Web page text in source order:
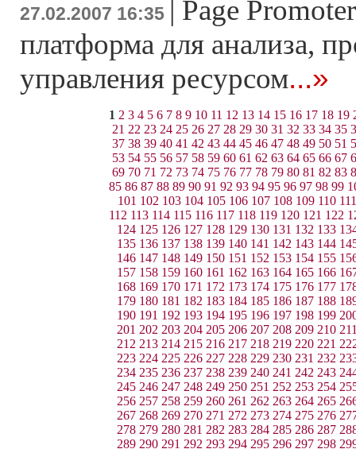
27.02.2007 16:35
Page
платформа для анализа,
управления ресурсом...»
1 2 3 4 5 6 7 8 9 10 11 12 13 14 15 16 17 18 19
21 22 23 24 25 26 27 28 29 30 31 32 33 34 35
37 38 39 40 41 42 43 44 45 46 47 48 49 50 51
53 54 55 56 57 58 59 60 61 62 63 64 65 66 67
69 70 71 72 73 74 75 76 77 78 79 80 81 82 83
85 86 87 88 89 90 91 92 93 94 95 96 97 98 99
101 102 103 104 105 106 107 108 109 110 111
112 113 114 115 116 117 118 119 120 121 122
124 125 126 127 128 129 130 131 132 133
135 136 137 138 139 140 141 142 143 144
146 147 148 149 150 151 152 153 154 155
157 158 159 160 161 162 163 164 165 166
168 169 170 171 172 173 174 175 176 177
179 180 181 182 183 184 185 186 187 188
190 191 192 193 194 195 196 197 198 199
201 202 203 204 205 206 207 208 209 210
212 213 214 215 216 217 218 219 220 221
223 224 225 226 227 228 229 230 231 232
234 235 236 237 238 239 240 241 242 243
245 246 247 248 249 250 251 252 253 254
256 257 258 259 260 261 262 263 264 265
267 268 269 270 271 272 273 274 275 276
278 279 280 281 282 283 284 285 286 287
289 290 291 292 293 294 295 296 297 298